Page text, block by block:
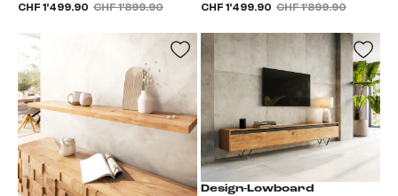
CHF 1’499.90 CHF 1’899.90 CHF 1’499.90 CHF 1’899.90
Design-Lowboard